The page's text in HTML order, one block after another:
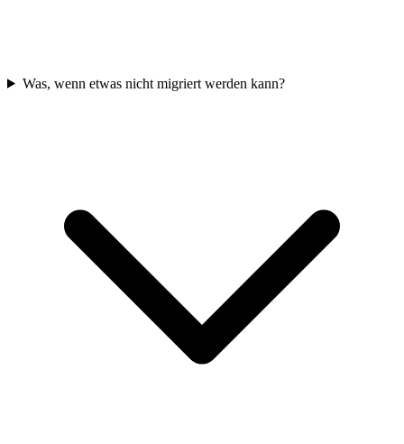
Was, wenn etwas nicht migriert werden kann?